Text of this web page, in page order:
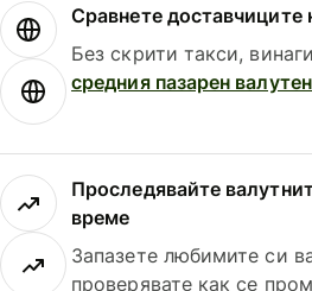
Сравнете доставчиците
Без скрити такси,
средния пазарен
Проследявайте
време
Запазете любимите си
проверявате как се